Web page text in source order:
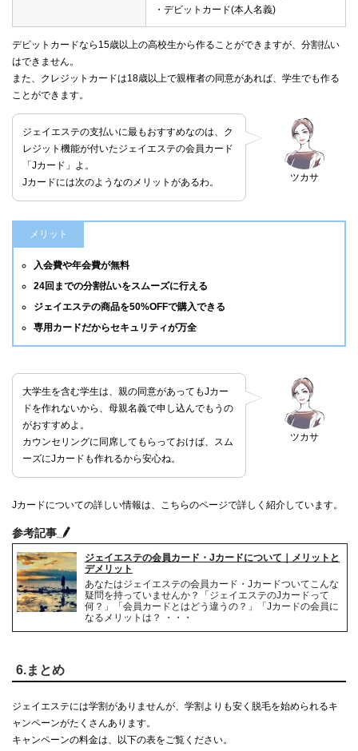
・デビットカード(本人名義)
デビットカードなら15歳以上の高校生から作ることができますが、分割払い
はできません。
また、クレジットカードは18歳以上で親権者の同意があれば、学生でも作る
ことができます。
ツカサ
ジェイエステの支払いに最もおすすめなのは、ク
レジット機能が付いたジェイエステの会員カード
「Jカード」よ。
Jカードには次のようなのメリットがあるわ。
メリット
入会費や年会費が無料
24回までの分割払いをスムーズに行える
ジェイエステの商品を50%OFFで購入できる
専用カードだからセキュリティが万全
ツカサ
大学生を含む学生は、親の同意があってもJカー
ドを作れないから、母親名義で申し込んでもうの
がおすすめよ。
カウンセリングに同席してもらっておけば、スム
ーズにJカードも作れるから安心ね。
Jカードについての詳しい情報は、こちらのページで詳しく紹介しています。
参考記事
ジェイエステの会員カード・Jカードについて｜メリットと
デメリット
あなたはジェイエステの会員カード・Jカードついてこんな
疑問を持っていませんか？「ジェイエステのJカードって
何？」「会員カードとはどう違うの？」「Jカードの会員に
なるメリットは？ ・・・
6.まとめ
ジェイエステには学割がありませんが、学割よりも安く脱毛を始められるキ
ャンペーンがたくさんあります。
キャンペーンの料金は、以下の表をご覧ください。